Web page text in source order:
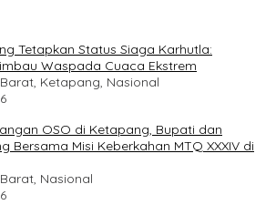
Tetapkan Status Siaga Karhutla:
Waspada Cuaca Ekstrem
Ketapang, Nasional
OSO di Ketapang, Bupati dan
Bersama Misi Keberkahan MTQ XXXIV di
Nasional